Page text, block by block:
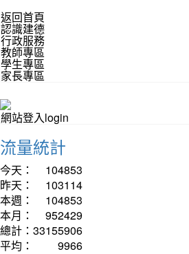
返回首頁
認識建德
行政服務
教師專區
學生專區
家長專區
網站登入login
流量統計
今天：
104853
昨天：
103114
本週：
104853
本月：
952429
總計： 33155906
平均：
9966